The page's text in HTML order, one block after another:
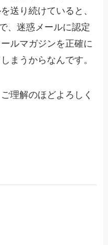
送り続けていると、
、迷惑メールに認定
ルマガジンを正確に
まうからなんです。
理解のほどよろしく